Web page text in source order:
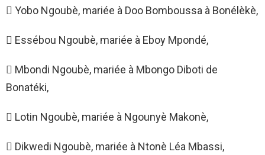
 Yobo Ngoubè, mariée à Doo Bomboussa à Bonélèkè,
 Essébou Ngoubè, mariée à Eboy Mpondé,
 Mbondi Ngoubè, mariée à Mbongo Diboti de
Bonatéki,
 Lotin Ngoubè, mariée à Ngounyè Makonè,
 Dikwedi Ngoubè, mariée à Ntonè Léa Mbassi,